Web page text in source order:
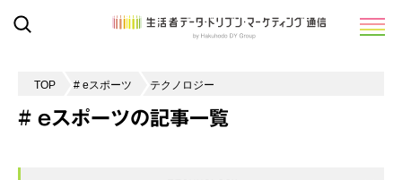
TOP # eスポーツ テクノロジー
# eスポーツの記事一覧